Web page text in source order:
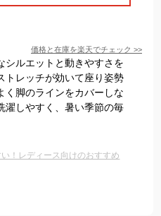
価格と在庫を楽天でチェック >>
シルエットと動きやすさを
トレッチが効いて座り姿勢
く脚のラインをカバーしな
濯しやすく、暑い季節の毎
！レディース向けのおすすめ